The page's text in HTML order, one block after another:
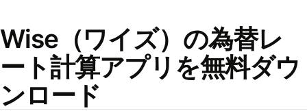
Wise（ワイズ）の為替レ
ート計算アプリを無料ダウ
ンロード